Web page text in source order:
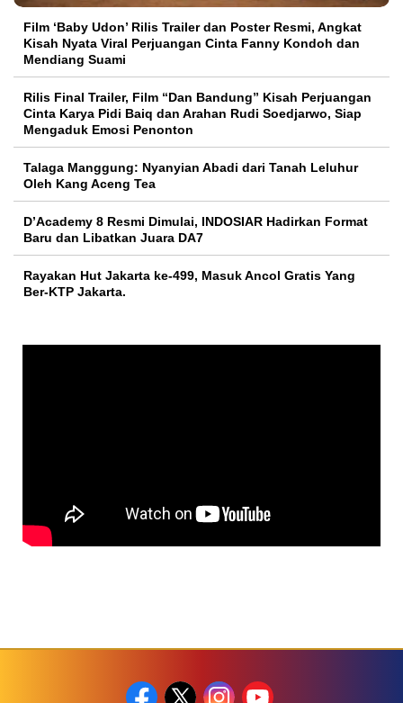
Film ‘Baby Udon’ Rilis Trailer dan Poster Resmi, Angkat
Kisah Nyata Viral Perjuangan Cinta Fanny Kondoh dan
Mendiang Suami
Rilis Final Trailer, Film “Dan Bandung” Kisah Perjuangan
Cinta Karya Pidi Baiq dan Arahan Rudi Soedjarwo, Siap
Mengaduk Emosi Penonton
Talaga Manggung: Nyanyian Abadi dari Tanah Leluhur
Oleh Kang Aceng Tea
D’Academy 8 Resmi Dimulai, INDOSIAR Hadirkan Format
Baru dan Libatkan Juara DA7
Rayakan Hut Jakarta ke-499, Masuk Ancol Gratis Yang
Ber-KTP Jakarta.